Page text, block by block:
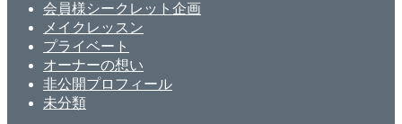
会員様シークレット企画
メイクレッスン
プライベート
オーナーの想い
非公開プロフィール
未分類